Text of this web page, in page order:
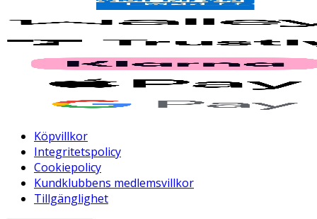
Köpvillkor
Integritetspolicy
Cookiepolicy
Kundklubbens medlemsvillkor
Tillgänglighet